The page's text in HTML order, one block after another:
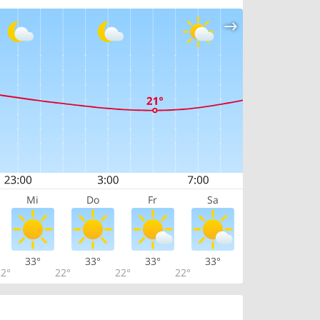
Mi Do Fr Sa
33°
22°
33°
22°
33°
22°
33°